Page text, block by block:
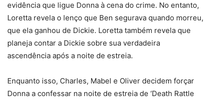
evidência que ligue Donna à cena do crime. No entanto,
Loretta revela o lenço que Ben segurava quando morreu,
que ela ganhou de Dickie. Loretta também revela que
planeja contar a Dickie sobre sua verdadeira
ascendência após a noite de estreia.
Enquanto isso, Charles, Mabel e Oliver decidem forçar
Donna a confessar na noite de estreia de ‘Death Rattle